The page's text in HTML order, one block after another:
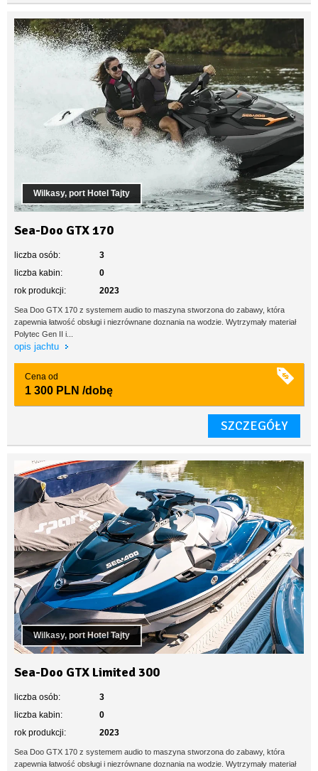
Wilkasy, port Hotel Tajty
Sea-Doo GTX 170
liczba osób:
3
liczba kabin:
0
rok produkcji:
2023
Sea Doo GTX 170 z systemem audio to maszyna stworzona do zabawy, która
zapewnia łatwość obsługi i niezrównane doznania na wodzie. Wytrzymały materiał
Polytec Gen II i...
opis jachtu
Cena od
1 300 PLN /dobę
SZCZEGÓŁY
Wilkasy, port Hotel Tajty
Sea-Doo GTX Limited 300
liczba osób:
3
liczba kabin:
0
rok produkcji:
2023
Sea Doo GTX 170 z systemem audio to maszyna stworzona do zabawy, która
zapewnia łatwość obsługi i niezrównane doznania na wodzie. Wytrzymały materiał